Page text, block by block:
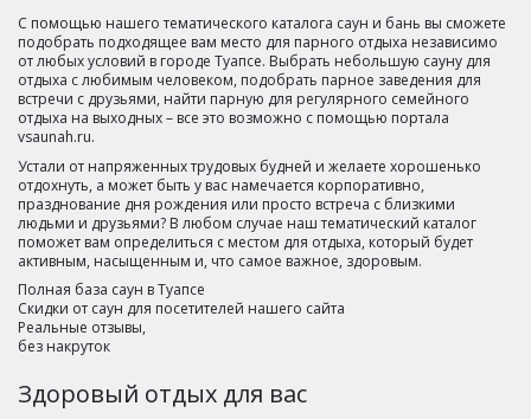
С помощью нашего тематического каталога саун и бань вы сможете
подобрать подходящее вам место для парного отдыха независимо
от любых условий в городе Туапсе. Выбрать небольшую сауну для
отдыха с любимым человеком, подобрать парное заведения для
встречи с друзьями, найти парную для регулярного семейного
отдыха на выходных – все это возможно с помощью портала
vsaunah.ru.
Устали от напряженных трудовых будней и желаете хорошенько
отдохнуть, а может быть у вас намечается корпоративно,
празднование дня рождения или просто встреча с близкими
людьми и друзьями? В любом случае наш тематический каталог
поможет вам определиться с местом для отдыха, который будет
активным, насыщенным и, что самое важное, здоровым.
Полная база саун в Туапсе
Скидки от саун для посетителей нашего сайта
Реальные отзывы,
без накруток
Здоровый отдых для вас